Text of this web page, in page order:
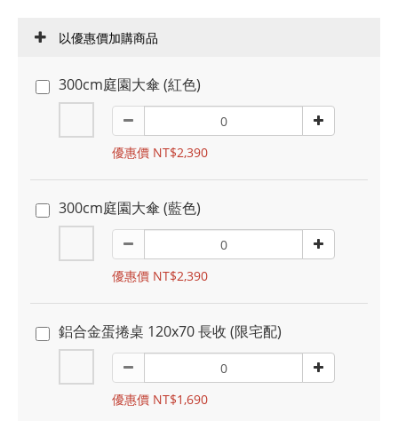
以優惠價加購商品
300cm庭園大傘 (紅色)
優惠價 NT$2,390
300cm庭園大傘 (藍色)
優惠價 NT$2,390
鋁合金蛋捲桌 120x70 長收 (限宅配)
優惠價 NT$1,690